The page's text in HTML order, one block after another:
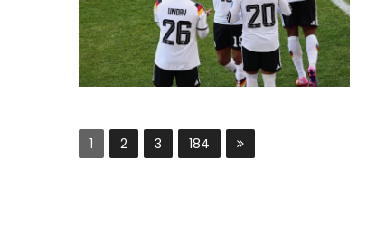
1 2 3 184